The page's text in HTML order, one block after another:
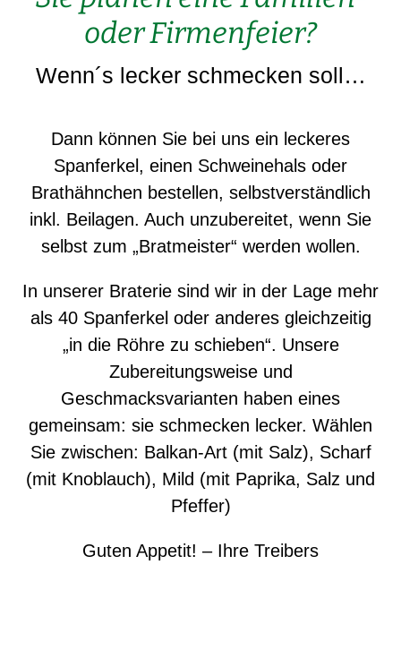
oder Firmenfeier?
Wenn´s lecker schmecken soll…
Dann können Sie bei uns ein leckeres
Spanferkel, einen Schweinehals oder
Brathähnchen bestellen, selbstverständlich
inkl. Beilagen. Auch unzubereitet, wenn Sie
selbst zum „Bratmeister“ werden wollen.
In unserer Braterie sind wir in der Lage mehr
als 40 Spanferkel oder anderes gleichzeitig
„in die Röhre zu schieben“. Unsere
Zubereitungsweise und
Geschmacksvarianten haben eines
gemeinsam: sie schmecken lecker. Wählen
Sie zwischen: Balkan-Art (mit Salz), Scharf
(mit Knoblauch), Mild (mit Paprika, Salz und
Pfeffer)
Guten Appetit! – Ihre Treibers